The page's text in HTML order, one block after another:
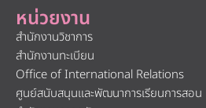
หน่วยงาน
สำนักงานวิชาการ
สำนักงานทะเบียน
Office of International Relations
ศูนย์สนับสนุนและพัฒนาการเรียนการสอน